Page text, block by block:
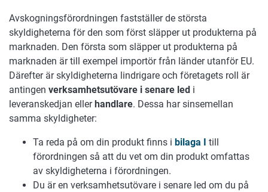
Avskogningsförordningen fastställer de största
skyldigheterna för den som först släpper ut produkterna på
marknaden. Den första som släpper ut produkterna på
marknaden är till exempel importör från länder utanför EU.
Därefter är skyldigheterna lindrigare och företagets roll är
antingen verksamhetsutövare i senare led i
leveranskedjan eller handlare. Dessa har sinsemellan
samma skyldigheter:
Ta reda på om din produkt finns i bilaga I
till
förordningen så att du vet om din produkt omfattas
av skyldigheterna i förordningen.
Du är en verksamhetsutövare i senare led om du på